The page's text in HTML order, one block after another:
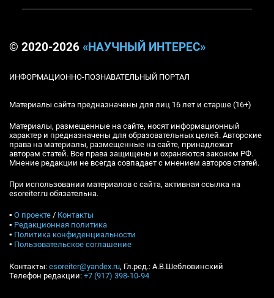
© 2020-2026 «НАУЧНЫЙ ИНТЕРЕС»
ИНФОРМАЦИОННО-ПОЗНАВАТЕЛЬНЫЙ ПОРТАЛ
Материалы сайта предназначены для лиц 16 лет и старше (16+)
Материалы, размещенные на сайте, носят информационный
характер и предназначены для образовательных целей. Авторские
права на материалы, размещенные на сайте, принадлежат
авторам статей. Все права защищены и охраняются законом РФ.
Мнение редакции не всегда совпадает с мнением авторов статей.
При использовании материалов с сайта, активная ссылка на
esoreiter.ru обязательна.
▪ О проекте / Контакты
▪ Редакционная политика
▪ Политика конфиденциальности
▪ Пользовательское соглашение
Контакты: esoreiter@yandex.ru, Гл.ред.: А.В.Шебловинский
Телефон редакции: +7 (917) 398-10-94